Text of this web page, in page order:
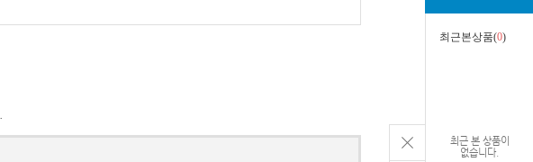
최근본상품(0)
최근 본 상품이
없습니다.